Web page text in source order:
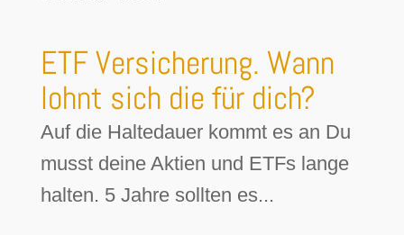
ETF Versicherung. Wann
lohnt sich die für dich?
Auf die Haltedauer kommt es an Du
musst deine Aktien und ETFs lange
halten. 5 Jahre sollten es...